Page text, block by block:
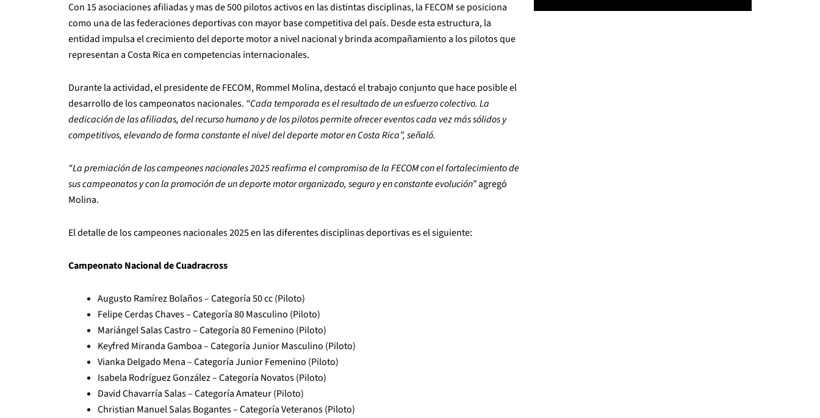
Con 15 asociaciones afiliadas y mas de 500 pilotos activos en las distintas disciplinas, la FECOM se posiciona
como una de las federaciones deportivas con mayor base competitiva del país. Desde esta estructura, la
entidad impulsa el crecimiento del deporte motor a nivel nacional y brinda acompañamiento a los pilotos que
representan a Costa Rica en competencias internacionales.
Durante la actividad, el presidente de FECOM, Rommel Molina, destacó el trabajo conjunto que hace posible el
desarrollo de los campeonatos nacionales. “Cada temporada es el resultado de un esfuerzo colectivo. La
dedicación de las afiliadas, del recurso humano y de los pilotos permite ofrecer eventos cada vez más sólidos y
competitivos, elevando de forma constante el nivel del deporte motor en Costa Rica”, señaló.
“La premiación de los campeones nacionales 2025 reafirma el compromiso de la FECOM con el fortalecimiento de
sus campeonatos y con la promoción de un deporte motor organizado, seguro y en constante evolución”agregó
Molina.
El detalle de los campeones nacionales 2025 en las diferentes disciplinas deportivas es el siguiente:
Campeonato Nacional de Cuadracross
Augusto Ramírez Bolaños – Categoría 50 cc (Piloto)
Felipe Cerdas Chaves – Categoría 80 Masculino (Piloto)
Mariángel Salas Castro – Categoría 80 Femenino (Piloto)
Keyfred Miranda Gamboa – Categoría Junior Masculino (Piloto)
Vianka Delgado Mena – Categoría Junior Femenino (Piloto)
Isabela Rodríguez González – Categoría Novatos (Piloto)
David Chavarría Salas – Categoría Amateur (Piloto)
Christian Manuel Salas Bogantes – Categoría Veteranos (Piloto)